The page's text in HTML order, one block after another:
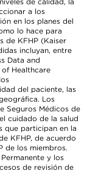
a los
en los planes del
lo hace para
de KFHP (Kaiser
incluyan, entre
Data and
of Healthcare
del paciente, las
Los
Seguros Médicos de
cuidado de la salud
que participan en la
KFHP, de acuerdo
de los miembros.
y los
de revisión de